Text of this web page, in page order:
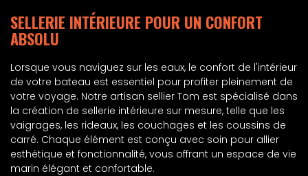
SELLERIE INTÉRIEURE POUR UN CONFORT
ABSOLU
Lorsque vous naviguez sur les eaux, le confort de l'intérieur
de votre bateau est essentiel pour profiter pleinement de
votre voyage. Notre artisan sellier Tom est spécialisé dans
la création de sellerie intérieure sur mesure, telle que les
vaigrages, les rideaux, les couchages et les coussins de
carré. Chaque élément est conçu avec soin pour allier
esthétique et fonctionnalité, vous offrant un espace de vie
marin élégant et confortable.